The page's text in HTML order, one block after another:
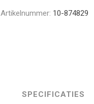
Artikelnummer: 10-874829
SPECIFICATIES